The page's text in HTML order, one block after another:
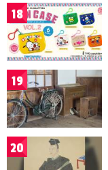
18
19
20